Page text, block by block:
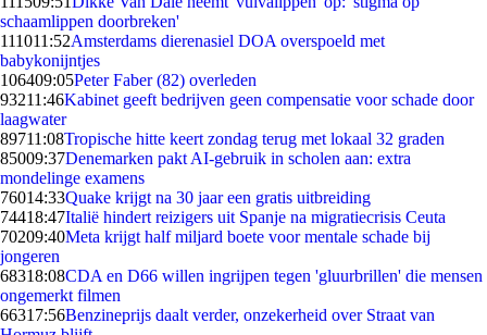
schaamlippen doorbreken'
111011:52Amsterdams dierenasiel DOA overspoeld met
babykonijntjes
106409:05Peter Faber (82) overleden
93211:46Kabinet geeft bedrijven geen compensatie voor schade door
laagwater
89711:08Tropische hitte keert zondag terug met lokaal 32 graden
85009:37Denemarken pakt AI-gebruik in scholen aan: extra
mondelinge examens
76014:33Quake krijgt na 30 jaar een gratis uitbreiding
74418:47Italië hindert reizigers uit Spanje na migratiecrisis Ceuta
70209:40Meta krijgt half miljard boete voor mentale schade bij
jongeren
68318:08CDA en D66 willen ingrijpen tegen 'gluurbrillen' die mensen
ongemerkt filmen
66317:56Benzineprijs daalt verder, onzekerheid over Straat van